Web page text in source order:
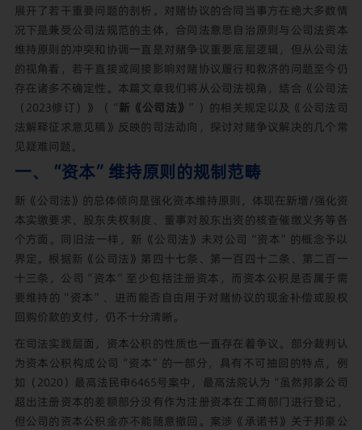
展开了若干重要问题的剖析。对赌协议的合同当事方在绝大多数情
况下是兼受公司法规范的主体，合同法意思自治原则与公司法资本
维持原则的冲突和协调一直是对赌争议重要底层逻辑，但从公司法
的视角看，若干直接或间接影响对赌协议履行和救济的问题至今仍
存在诸多不确定性。本篇文章我们将从公司法视角，结合《公司法
（2023修订）》（“新《公司法》 ”）的相关规定以及《公司法司
法解释征求意见稿》反映的司法动向，探讨对赌争议解决的几个常
见疑难问题。
一、“资本”维持原则的规制范畴
新《公司法》的总体倾向是强化资本维持原则，体现在新增/强化资
本实缴要求、股东失权制度、董事对股东出资的核查催缴义务等各
个方面。同旧法一样，新《公司法》未对公司“资本”的概念予以
界定。根据新《公司法》第四十七条、第一百四十二条、第二百一
十三条，公司“资本”至少包括注册资本，而资本公积是否属于需
要维持的“资本”、进而能否自由用于对赌协议的现金补偿或股权
回购价款的支付，仍不十分清晰。
在司法实践层面，资本公积的性质也一直存在着争议。部分裁判认
为资本公积构成公司“资本”的一部分，具有不可抽回的特点，例
如（2020）最高法民申6465号案中，最高法院认为“虽然邦豪公司
超出注册资本的差额部分没有作为注册资本在工商部门进行登记，
但公司的资本公积金亦不能随意撤回。案涉《承诺书》关于邦豪公